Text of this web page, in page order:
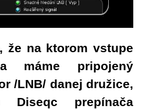
že na ktorom vstupe
máme pripojený
/LNB/ danej družice,
prepínača